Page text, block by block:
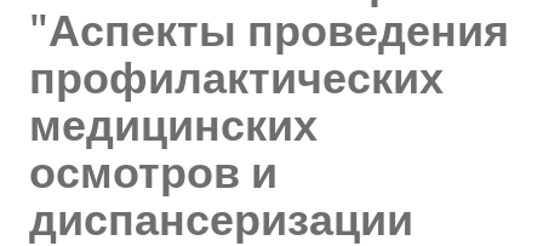
"Аспекты проведения
профилактических
медицинских
осмотров и
диспансеризации